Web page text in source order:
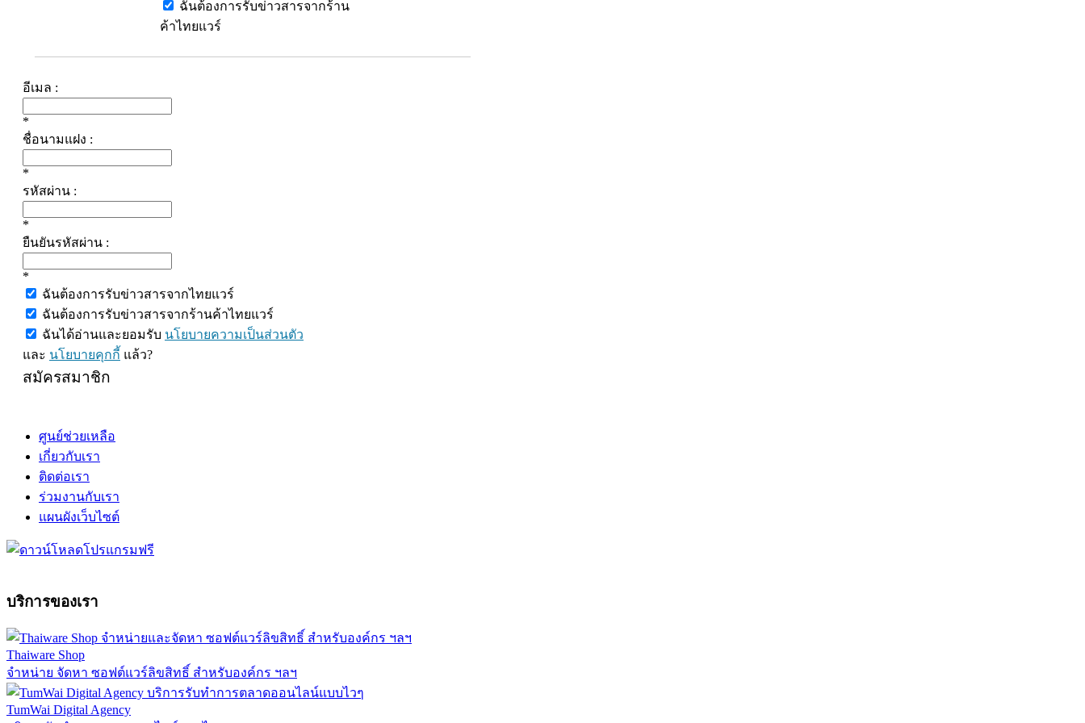
ฉันต้องการรับข่าวสารจากร้าน
ค้าไทยแวร์
อีเมล :
*
ชื่อนามแฝง :
*
รหัสผ่าน :
*
ยืนยันรหัสผ่าน :
*
ฉันต้องการรับข่าวสารจากไทยแวร์
ฉันต้องการรับข่าวสารจากร้านค้าไทยแวร์
ฉันได้อ่านและยอมรับ นโยบายความเป็นส่วนตัว
และ นโยบายคุกกี้ แล้ว?
สมัครสมาชิก
ศูนย์ช่วยเหลือ
เกี่ยวกับเรา
ติดต่อเรา
ร่วมงานกับเรา
แผนผังเว็บไซต์
บริการของเรา
Thaiware Shop
จำหน่าย จัดหา ซอฟต์แวร์ลิขสิทธิ์ สำหรับองค์กร ฯลฯ
TumWai Digital Agency